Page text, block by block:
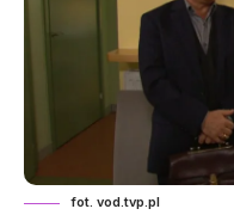
fot. vod.tvp.pl